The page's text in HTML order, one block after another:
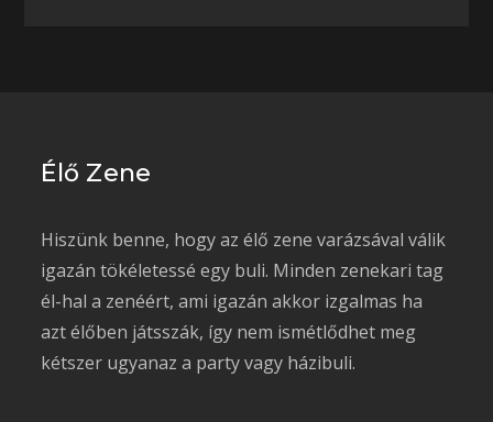
Élő Zene
Hiszünk benne, hogy az élő zene varázsával válik
igazán tökéletessé egy buli. Minden zenekari tag
él-hal a zenéért, ami igazán akkor izgalmas ha
azt élőben játsszák, így nem ismétlődhet meg
kétszer ugyanaz a party vagy házibuli.